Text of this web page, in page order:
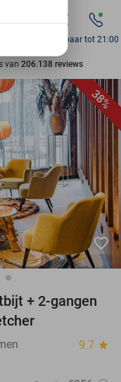
van 206.138 reviews
Bereikbaar tot 21:00
38%
favorite_border
+ 2-gangen
9.7 star